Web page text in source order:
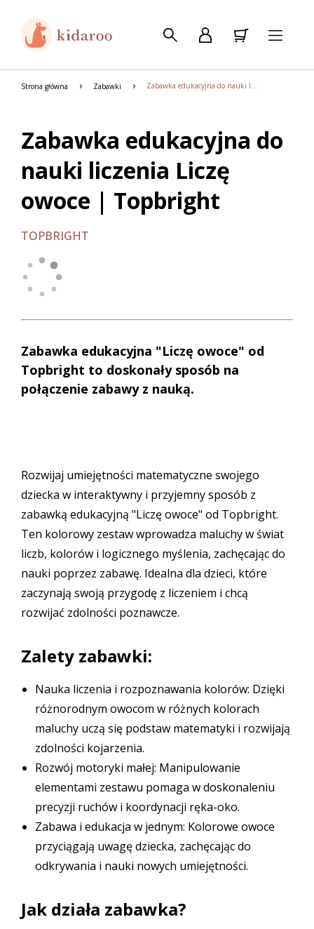
Strona główna Zabawki Zabawka edukacyjna do nauki liczenia Liczę owoce | Topbright
Zabawka edukacyjna do
nauki liczenia Liczę
owoce | Topbright
TOPBRIGHT
Zabawka edukacyjna "Liczę owoce" od
Topbright to doskonały sposób na
połączenie zabawy z nauką.
Rozwijaj umiejętności matematyczne swojego
dziecka w interaktywny i przyjemny sposób z
zabawką edukacyjną "Liczę owoce" od Topbright.
Ten kolorowy zestaw wprowadza maluchy w świat
liczb, kolorów i logicznego myślenia, zachęcając do
nauki poprzez zabawę. Idealna dla dzieci, które
zaczynają swoją przygodę z liczeniem i chcą
rozwijać zdolności poznawcze.
Zalety zabawki:
Nauka liczenia i rozpoznawania kolorów: Dzięki
różnorodnym owocom w różnych kolorach
maluchy uczą się podstaw matematyki i rozwijają
zdolności kojarzenia.
Rozwój motoryki małej: Manipulowanie
elementami zestawu pomaga w doskonaleniu
precyzji ruchów i koordynacji ręka-oko.
Zabawa i edukacja w jednym: Kolorowe owoce
przyciągają uwagę dziecka, zachęcając do
odkrywania i nauki nowych umiejętności.
Jak działa zabawka?